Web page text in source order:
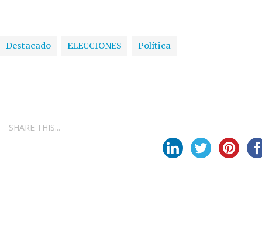
Destacado ELECCIONES Política
SHARE THIS...